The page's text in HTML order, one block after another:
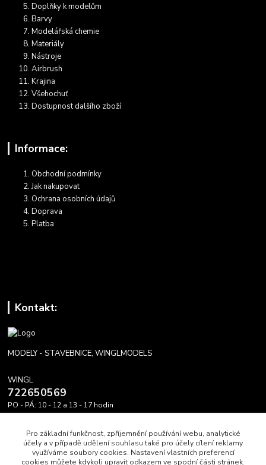
Doplňky k modelům
Barvy
Modelářská chemie
Materiály
Nástroje
Airbrush
Krajina
Všehochuť
Dostupnost dalšího zboží
Informace:
Obchodní podmínky
Jak nakupovat
Ochrana osobních údajů
Doprava
Platba
Kontakt:
MODELY - STAVEBNICE, WINGLMODELS
WINGL
722650569
PO - PÁ: 10 - 12 a 13 - 17 hodin
Pro základní funkčnost, zpříjemnění používání webu, analytické
účely a v případě udělení souhlasu také pro účely cílení reklamy
využíváme soubory cookies. Nastavení vlastních preferencí
cookies můžete kdykoli upravit odkazem ve spodní části stránek.